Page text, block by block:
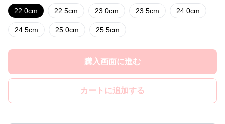
22.0cm 22.5cm 23.0cm 23.5cm 24.0cm
24.5cm 25.0cm 25.5cm
購入画面に進む
カートに追加する